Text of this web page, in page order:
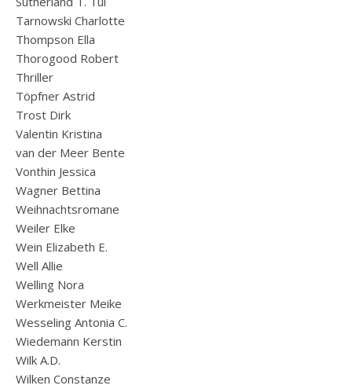
Tarnowski Charlotte
Thompson Ella
Thorogood Robert
Thriller
Töpfner Astrid
Trost Dirk
Valentin Kristina
van der Meer Bente
Vonthin Jessica
Wagner Bettina
Weihnachtsromane
Weiler Elke
Wein Elizabeth E.
Well Allie
Welling Nora
Werkmeister Meike
Wesseling Antonia C.
Wiedemann Kerstin
Wilk A.D.
Wilken Constanze